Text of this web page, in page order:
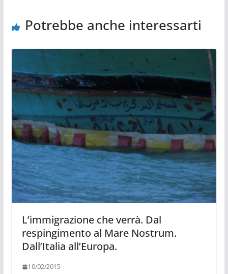
Potrebbe anche interessarti
L’immigrazione che verrà. Dal
respingimento al Mare Nostrum.
Dall’Italia all’Europa.
10/02/2015